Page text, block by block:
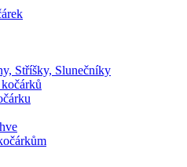
Stříšky, Slunečníky